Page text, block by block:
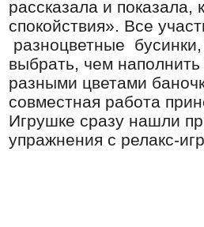
рассказала и показала,
спокойствия». Все
разноцветные
выбрать, чем
разными цветами
совместная работа
Игрушке сразу нашли
упражнения с релакс-